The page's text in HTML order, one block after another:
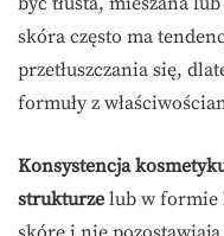
skóra często ma
przetłuszczania się,
formuły z
Konsystencja
strukturze lub w formie